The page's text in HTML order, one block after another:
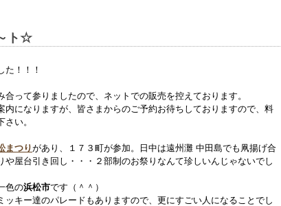
ト☆
た！！！
って参りましたので、ネットでの販売を控えております。
内になりますが、皆さまからのご予約お待ちしておりますので、料
い。
まつりがあり、１７３町が参加。日中は遠州灘 中田島でも凧揚げ合
や屋台引き回し・・・２部制のお祭りなんて珍しいんじゃないでし
色の浜松市です（＾＾）
ッキー達のパレードもありますので、更にすごい人になることでし